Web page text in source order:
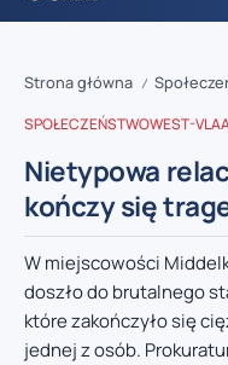
Strona główna /
SPOŁECZEŃSTWOWEST-
Nietypowa
kończy się
W miejscowości
doszło do brutalnego
które zakończyło się
jednej z osób.